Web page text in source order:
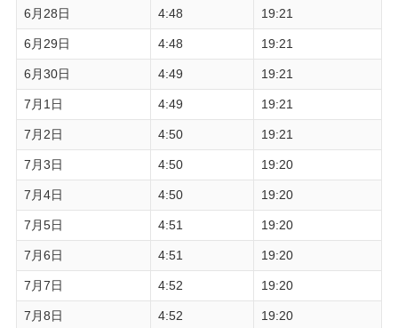
6月28日 4:48 19:21
6月29日 4:48 19:21
6月30日 4:49 19:21
7月1日 4:49 19:21
7月2日 4:50 19:21
7月3日 4:50 19:20
7月4日 4:50 19:20
7月5日 4:51 19:20
7月6日 4:51 19:20
7月7日 4:52 19:20
7月8日 4:52 19:20